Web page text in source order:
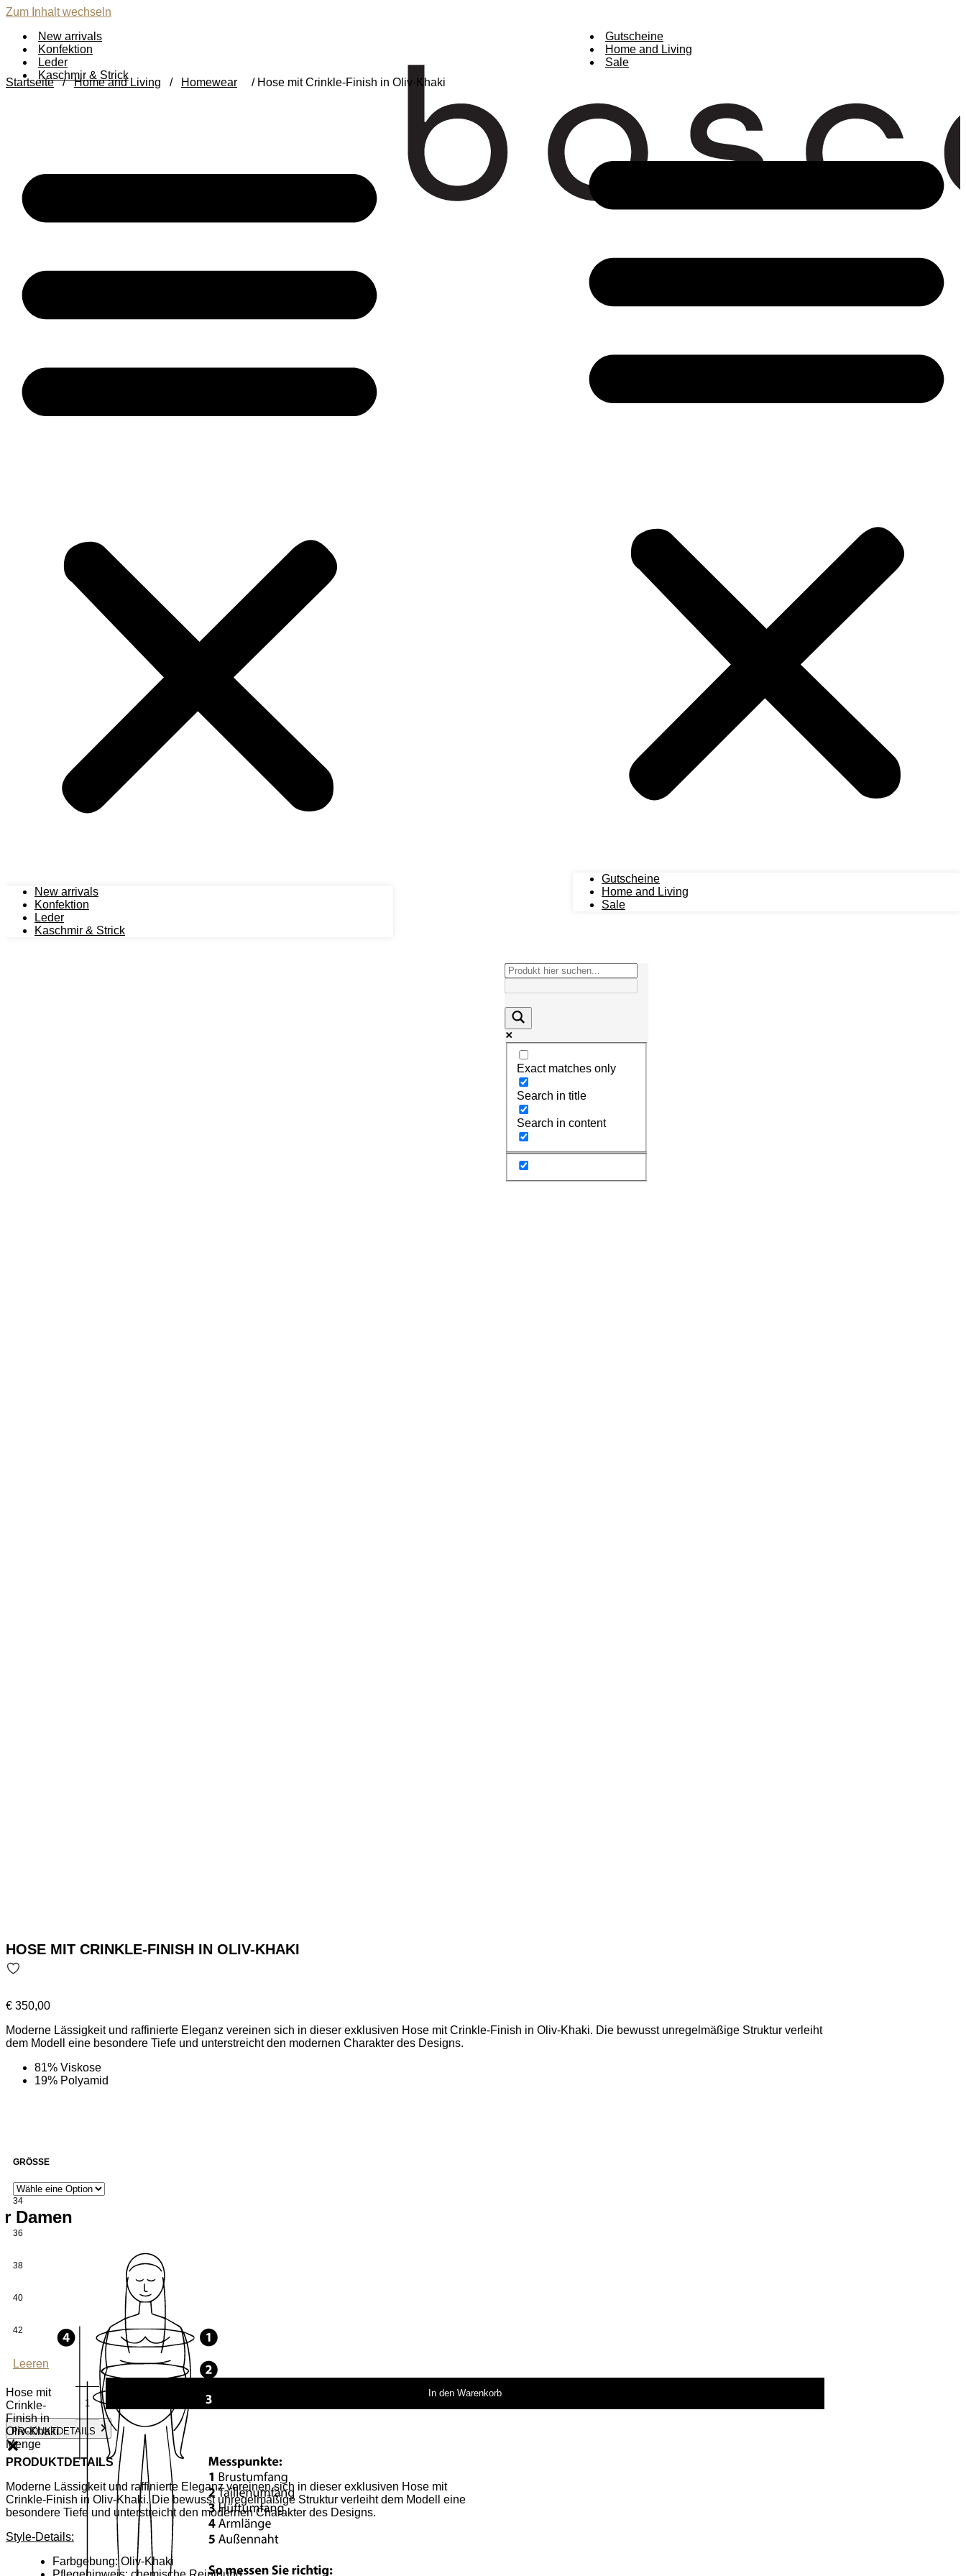
Zum Inhalt wechseln
New arrivals
Konfektion
Leder
Kaschmir & Strick
New arrivals
Konfektion
Leder
Kaschmir & Strick
Gutscheine
Home and Living
Sale
Gutscheine
Home and Living
Sale
Exact matches only
Search in title
Search in content
Startseite / Home and Living / Homewear / Hose mit Crinkle-Finish in Oliv-Khaki
HOSE MIT CRINKLE-FINISH IN OLIV-KHAKI
€ 350,00
Moderne Lässigkeit und raffinierte Eleganz vereinen sich in dieser exklusiven Hose mit Crinkle-Finish in Oliv-Khaki. Die bewusst unregelmäßige Struktur verleiht
dem Modell eine besondere Tiefe und unterstreicht den modernen Charakter des Designs.
81% Viskose
19% Polyamid
Damen
GRÖSSE
34
36
38
40
42
Leeren
Hose mit
Crinkle-
Finish in
Oliv-Khaki
Menge
In den Warenkorb
PRODUKTDETAILS
PRODUKTDETAILS
Moderne Lässigkeit und raffinierte Eleganz vereinen sich in dieser exklusiven Hose mit
Crinkle-Finish in Oliv-Khaki. Die bewusst unregelmäßige Struktur verleiht dem Modell eine
besondere Tiefe und unterstreicht den modernen Charakter des Designs.
Style-Details:
Farbgebung: Oliv-Khaki